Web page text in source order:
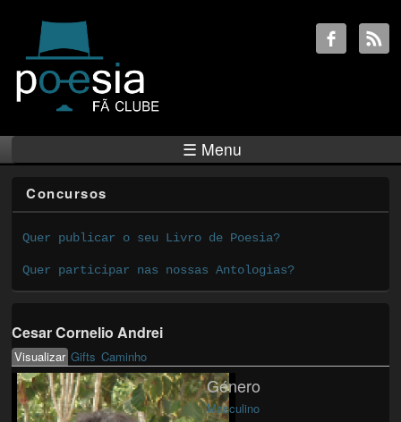
☰ Menu
Concursos
Quer publicar o seu Livro de Poesia?
Quer participar nas nossas Antologias?
Cesar Cornelio Andrei
Primary tabs
Visualizar(active tab)
Gifts Caminho
Género
Masculino